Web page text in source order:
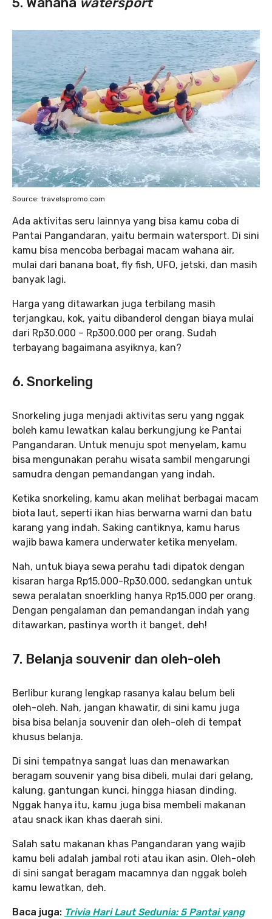
Source: travelspromo.com
Ada aktivitas seru lainnya yang bisa kamu coba di
Pantai Pangandaran, yaitu bermain watersport. Di sini
kamu bisa mencoba berbagai macam wahana air,
mulai dari banana boat, fly fish, UFO, jetski, dan masih
banyak lagi.
Harga yang ditawarkan juga terbilang masih
terjangkau, kok, yaitu dibanderol dengan biaya mulai
dari Rp30.000 – Rp300.000 per orang. Sudah
terbayang bagaimana asyiknya, kan?
6. Snorkeling
Snorkeling juga menjadi aktivitas seru yang nggak
boleh kamu lewatkan kalau berkungjung ke Pantai
Pangandaran. Untuk menuju spot menyelam, kamu
bisa mengunakan perahu wisata sambil mengarungi
samudra dengan pemandangan yang indah.
Ketika snorkeling, kamu akan melihat berbagai macam
biota laut, seperti ikan hias berwarna warni dan batu
karang yang indah. Saking cantiknya, kamu harus
wajib bawa kamera underwater ketika menyelam.
Nah, untuk biaya sewa perahu tadi dipatok dengan
kisaran harga Rp15.000-Rp30.000, sedangkan untuk
sewa peralatan snoerkling hanya Rp15.000 per orang.
Dengan pengalaman dan pemandangan indah yang
ditawarkan, pastinya worth it banget, deh!
7. Belanja souvenir dan oleh-oleh
Berlibur kurang lengkap rasanya kalau belum beli
oleh-oleh. Nah, jangan khawatir, di sini kamu juga
bisa bisa belanja souvenir dan oleh-oleh di tempat
khusus belanja.
Di sini tempatnya sangat luas dan menawarkan
beragam souvenir yang bisa dibeli, mulai dari gelang,
kalung, gantungan kunci, hingga hiasan dinding.
Nggak hanya itu, kamu juga bisa membeli makanan
atau snack ikan khas daerah sini.
Salah satu makanan khas Pangandaran yang wajib
kamu beli adalah jambal roti atau ikan asin. Oleh-oleh
di sini sangat beragam macamnya dan nggak boleh
kamu lewatkan, deh.
Baca juga: Trivia Hari Laut Sedunia: 5 Pantai yang